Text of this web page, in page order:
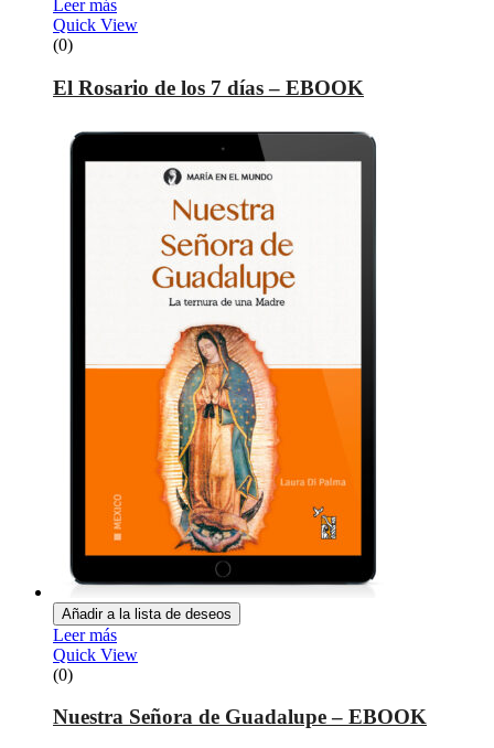
Leer más
Quick View
(0)
El Rosario de los 7 días – EBOOK
Añadir a la lista de deseos
Leer más
Quick View
(0)
Nuestra Señora de Guadalupe – EBOOK